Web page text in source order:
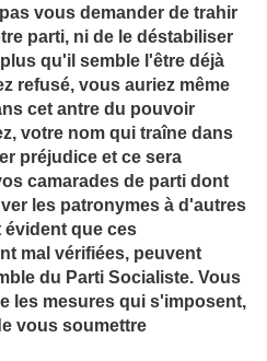
vous demander de trahir
parti, ni de le déstabiliser
qu'il semble l'être déjà
refusé, vous auriez même
cet antre du pouvoir
votre nom qui traîne dans
préjudice et ce sera
camarades de parti dont
les patronymes à d'autres
évident que ces
mal vérifiées, peuvent
du Parti Socialiste. Vous
les mesures qui s'imposent,
vous soumettre